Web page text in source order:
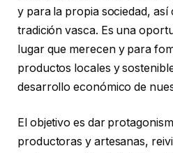
y para la propia sociedad,
tradición vasca. Es una
lugar que merecen y para
productos locales y
desarrollo económico de
El objetivo es dar
productoras y artesanas,